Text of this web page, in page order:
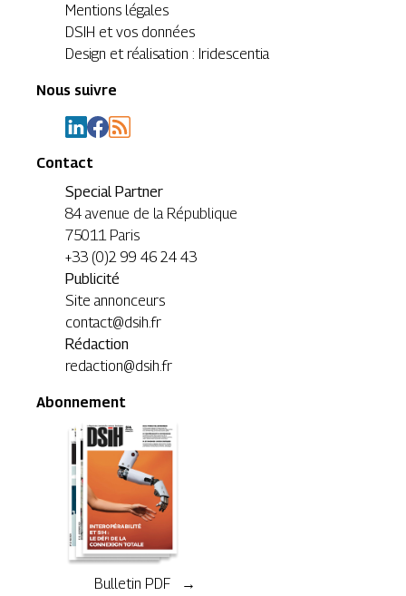
Mentions légales
DSIH et vos données
Design et réalisation : Iridescentia
Nous suivre
Contact
Special Partner
84 avenue de la République
75011 Paris
+33 (0)2 99 46 24 43
Publicité
Site annonceurs
contact@dsih.fr
Rédaction
redaction@dsih.fr
Abonnement
Bulletin PDF →